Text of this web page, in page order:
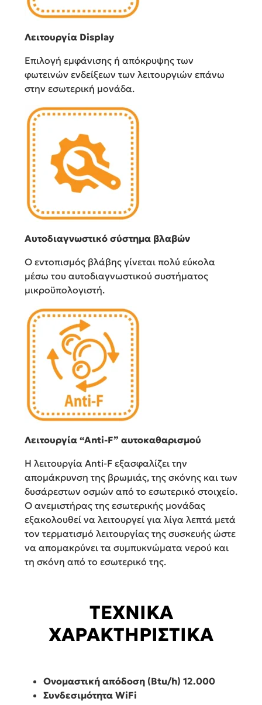
Λειτουργία Display
Επιλογή εμφάνισης ή απόκρυψης των
φωτεινών ενδείξεων των λειτουργιών επάνω
στην εσωτερική μονάδα.
Αυτοδιαγνωστικό σύστημα βλαβών
Ο εντοπισμός βλάβης γίνεται πολύ εύκολα
μέσω του αυτοδιαγνωστικού συστήματος
μικροϋπολογιστή.
Λειτουργία “Αnti-F” αυτοκαθαρισμού
Η λειτουργία Anti-F εξασφαλίζει την
απομάκρυνση της βρωμιάς, της σκόνης και των
δυσάρεστων οσμών από το εσωτερικό στοιχείο.
Ο ανεμιστήρας της εσωτερικής μονάδας
εξακολουθεί να λειτουργεί για λίγα λεπτά μετά
τον τερματισμό λειτουργίας της συσκευής ώστε
να απομακρύνει τα συμπυκνώματα νερού και
τη σκόνη από το εσωτερικό της.
ΤΕΧΝΙΚΑ
ΧΑΡΑΚΤΗΡΙΣΤΙΚΑ
Ονομαστική απόδοση (Btu/h) 12.000
Συνδεσιμότητα WiFi